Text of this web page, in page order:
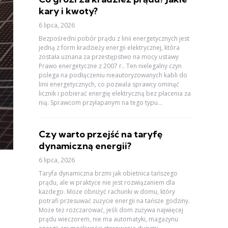
kary i kwoty?
6 lipca, 2026
Bezpośredni pobór prądu z linii energetycznych jest
jedną z form kradzieży energii elektrycznej, która
została uznana za przestępstwo na mocy ustawy
Prawo energetyczne z 2007 r.. Ten nielegalny czyn
polega na podłączeniu nieautoryzowanych kabli do
linii energetycznych, co pozwala sprawcy ominąć
licznik i pobierać energię elektryczną bez płacenia za
nią. Sprawcom przyłapanym na tego typu...
Czy warto przejść na taryfę
dynamiczną energii?
6 lipca, 2026
Taryfa dynamiczna brzmi jak obietnica tańszego
prądu, ale w praktyce nie jest rozwiązaniem dla
każdego. Może obniżyć rachunki w domu, który
potrafi przesuwać zużycie energii na tańsze godziny.
Może też rozczarować, jeśli dom zużywa najwięcej
prądu wieczorem, nie ma automatyki, magazynu